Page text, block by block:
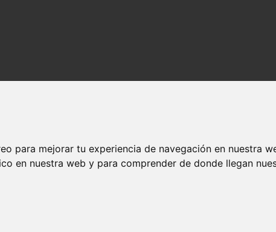
para mejorar tu experiencia de navegación en nuestra
en nuestra web y para comprender de donde llegan